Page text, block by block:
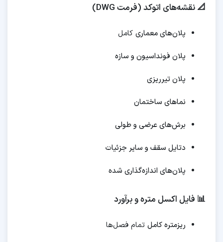
📐 نقشه‌های اتوکد (فرمت DWG)
پلان‌های معماری کامل
پلان فونداسیون و سازه
پلان تیرریزی
نماهای ساختمان
برش‌های عرضی و طولی
دتایل سقف و سایر جزئیات
پلان‌های اندازه‌گذاری شده
📊 فایل اکسل متره و برآورد
ریزمتره کامل تمام فصل‌ها